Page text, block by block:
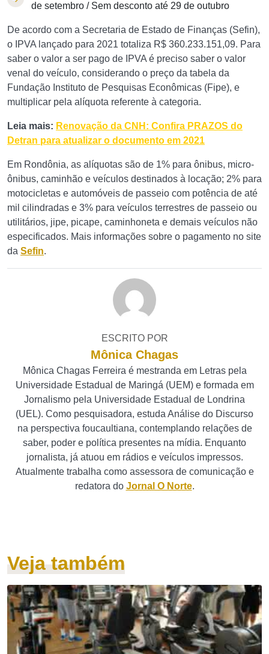
de setembro / Sem desconto até 29 de outubro
De acordo com a Secretaria de Estado de Finanças (Sefin),
o IPVA lançado para 2021 totaliza R$ 360.233.151,09. Para
saber o valor a ser pago de IPVA é preciso saber o valor
venal do veículo, considerando o preço da tabela da
Fundação Instituto de Pesquisas Econômicas (Fipe), e
multiplicar pela alíquota referente à categoria.
Leia mais: Renovação da CNH: Confira PRAZOS do
Detran para atualizar o documento em 2021
Em Rondônia, as alíquotas são de 1% para ônibus, micro-
ônibus, caminhão e veículos destinados à locação; 2% para
motocicletas e automóveis de passeio com potência de até
mil cilindradas e 3% para veículos terrestres de passeio ou
utilitários, jipe, picape, caminhoneta e demais veículos não
especificados. Mais informações sobre o pagamento no site
da Sefin.
ESCRITO POR
Mônica Chagas
Mônica Chagas Ferreira é mestranda em Letras pela
Universidade Estadual de Maringá (UEM) e formada em
Jornalismo pela Universidade Estadual de Londrina
(UEL). Como pesquisadora, estuda Análise do Discurso
na perspectiva foucaultiana, contemplando relações de
saber, poder e política presentes na mídia. Enquanto
jornalista, já atuou em rádios e veículos impressos.
Atualmente trabalha como assessora de comunicação e
redatora do Jornal O Norte.
Veja também